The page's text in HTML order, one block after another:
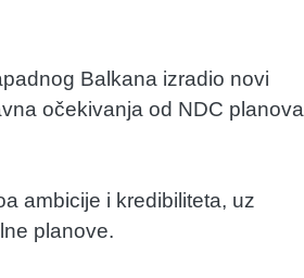
Balkana izradio novi
očekivanja od NDC planova
ambicije i kredibiliteta, uz
planove.